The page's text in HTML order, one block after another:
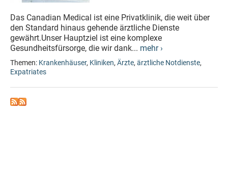
Das Canadian Medical ist eine Privatklinik, die weit über
den Standard hinaus gehende ärztliche Dienste
gewährt.Unser Hauptziel ist eine komplexe
Gesundheitsfürsorge, die wir dank... mehr ›
Themen: Krankenhäuser, Kliniken, Ärzte, ärztliche Notdienste,
Expatriates